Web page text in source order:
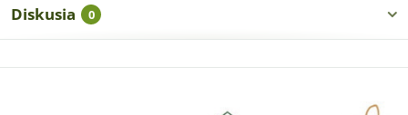
Diskusia 0